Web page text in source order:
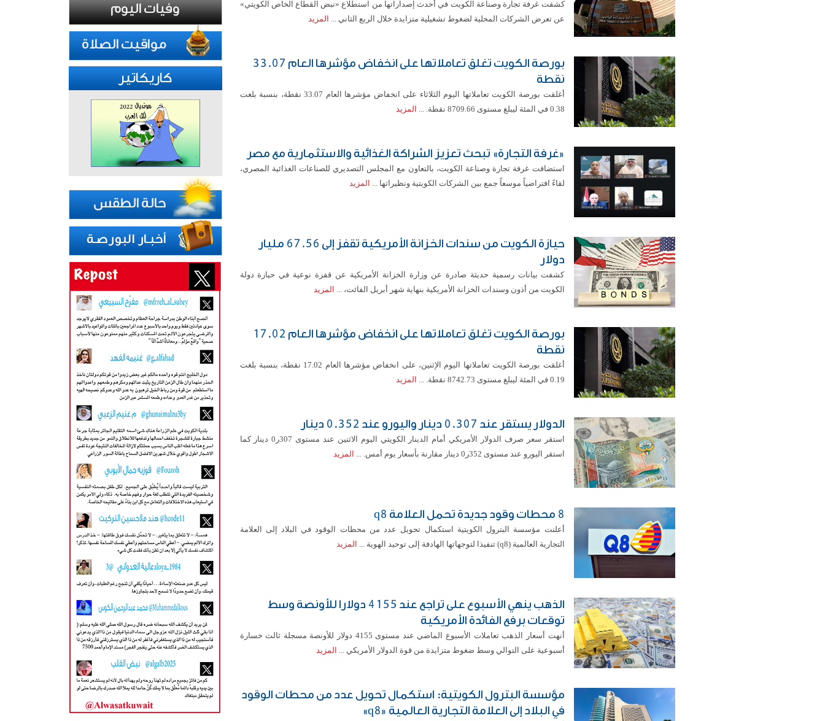
كشفت غرفة تجارة وصناعة الكويت في أحدث إصداراتها من استطلاع «نبض القطاع الخاص الكويتي»
عن تعرض الشركات المحلية لضغوط تشغيلية متزايدة خلال الربع الثاني ... المزيد
بورصة الكويت تغلق تعاملاتها على انخفاض مؤشرها العام 33.07
نقطة
أغلقت بورصة الكويت تعاملاتها اليوم الثلاثاء على انخفاض مؤشرها العام 33.07 نقطة، بنسبة بلغت
0.38 في المئة ليبلغ مستوى 8709.66 نقطة. ...
المزيد
«غرفة التجارة» تبحث تعزيز الشراكة الغذائية والاستثمارية مع مصر
استضافت غرفة تجارة وصناعة الكويت، بالتعاون مع المجلس التصديري للصناعات الغذائية المصري،
لقاءً افتراضياً موسعاً جمع بين الشركات الكويتية ونظيراتها ... المزيد
حيازة الكويت من سندات الخزانة الأمريكية تقفز إلى 67.56 مليار
دولار
كشفت بيانات رسمية حديثة صادرة عن وزارة الخزانة الأمريكية عن قفزة نوعية في حيازة دولة
الكويت من أذون وسندات الخزانة الأمريكية بنهاية شهر أبريل الفائت، ... المزيد
بورصة الكويت تغلق تعاملاتها على انخفاض مؤشرها العام 17.02
نقطة
أغلقت بورصة الكويت تعاملاتها اليوم الإثنين، على انخفاض مؤشرها العام 17.02 نقطة، بنسبة بلغت
0.19 في المئة ليبلغ مستوى 8742.73 نقطة. ...
المزيد
الدولار يستقر عند 0.307 دينار واليورو عند 0.352 دينار
استقر سعر صرف الدولار الأمريكي أمام الدينار الكويتي اليوم الاثنين عند مستوى 307ر0 دينار كما
استقر اليورو عند مستوى 352ر0 دينار مقارنة بأسعار يوم أمس. ...
المزيد
8 محطات وقود جديدة تحمل العلامة q8
أعلنت مؤسسة البترول الكويتية استكمال تحويل عدد من محطات الوقود في البلاد إلى العلامة
التجارية العالمية (q8) تنفيذا لتوجهاتها الهادفة إلى توحيد الهوية ...
المزيد
الذهب ينهي الأسبوع على تراجع عند 4155 دولارا للأونصة وسط
توقعات برفع الفائدة الأمريكية
أنهت أسعار الذهب تعاملات الأسبوع الماضي عند مستوى 4155 دولار للأونصة مسجلة ثالث خسارة
أسبوعية على التوالي وسط ضغوط متزايدة من قوة الدولار الأمريكي ... المزيد
مؤسسة البترول الكويتية: استكمال تحويل عدد من محطات الوقود
في البلاد إلى العلامة التجارية العالمية «q8»
كاريكاتير